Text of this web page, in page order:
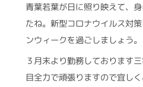
青葉若葉が日に照り映えて、
たね。新型コロナウイルス対
ンウィークを過ごしましょう。
３月末より勤務しております
目全力で頑張りますので宜し